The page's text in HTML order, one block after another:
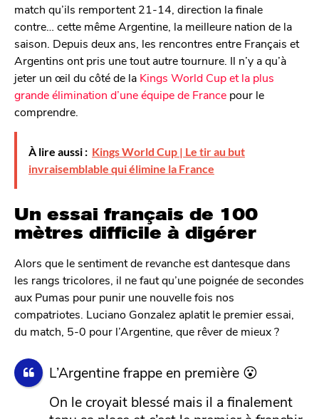
match qu’ils remportent 21-14, direction la finale
contre… cette même Argentine, la meilleure nation de la
saison. Depuis deux ans, les rencontres entre Français et
Argentins ont pris une tout autre tournure. Il n’y a qu’à
jeter un œil du côté de la Kings World Cup et la plus
grande élimination d’une équipe de France pour le
comprendre.
À lire aussi : Kings World Cup | Le tir au but
invraisemblable qui élimine la France
Un essai français de 100
mètres difficile à digérer
Alors que le sentiment de revanche est dantesque dans
les rangs tricolores, il ne faut qu’une poignée de secondes
aux Pumas pour punir une nouvelle fois nos
compatriotes. Luciano Gonzalez aplatit le premier essai,
du match, 5-0 pour l’Argentine, que rêver de mieux ?
L’Argentine frappe en première 😮
On le croyait blessé mais il a finalement